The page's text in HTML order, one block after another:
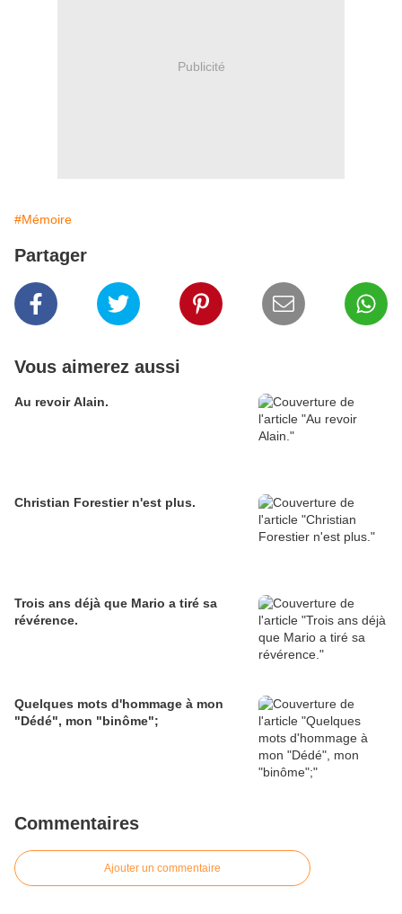
Publicité
#Mémoire
Partager
Vous aimerez aussi
Au revoir Alain.
Christian Forestier n'est plus.
Trois ans déjà que Mario a tiré sa
révérence.
Quelques mots d'hommage à mon
"Dédé", mon "binôme";
Commentaires
Ajouter un commentaire